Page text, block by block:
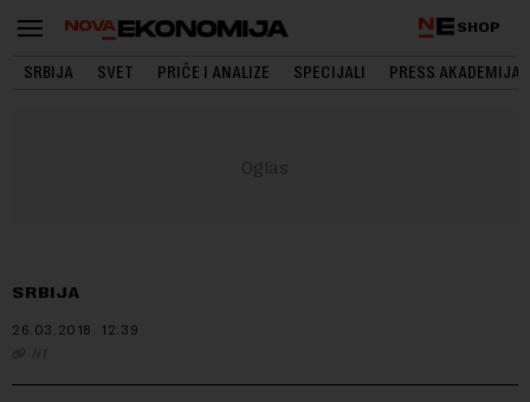
SHOP
SRBIJA SVET PRIČE I ANALIZE SPECIJALI PRESS AKADEMIJA
SRBIJA
26.03.2018. 12:39
N1